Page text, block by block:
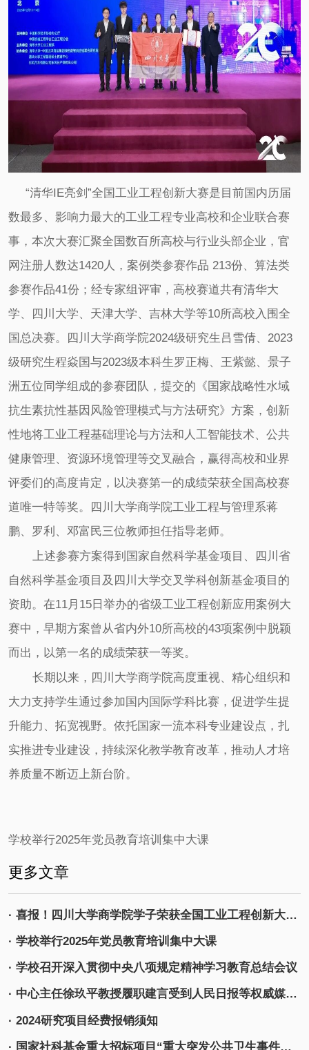
“清华IE亮剑”全国工业工程创新大赛是目前国内历届
数最多、影响力最大的工业工程专业高校和企业联合赛
事，本次大赛汇聚全国数百所高校与行业头部企业，官
网注册人数达1420人，案例类参赛作品 213份、算法类
参赛作品41份；经专家组评审，高校赛道共有清华大
学、四川大学、天津大学、吉林大学等10所高校入围全
国总决赛。四川大学商学院2024级研究生吕雪倩、2023
级研究生程焱国与2023级本科生罗正梅、王紫懿、景子
洲五位同学组成的参赛团队，提交的《国家战略性水域
抗生素抗性基因风险管理模式与方法研究》方案，创新
性地将工业工程基础理论与方法和人工智能技术、公共
健康管理、资源环境管理等交叉融合，赢得高校和业界
评委们的高度肯定，以决赛第一的成绩荣获全国高校赛
道唯一特等奖。四川大学商学院工业工程与管理系蒋
鹏、罗利、邓富民三位教师担任指导老师。
上述参赛方案得到国家自然科学基金项目、四川省
自然科学基金项目及四川大学交叉学科创新基金项目的
资助。在11月15日举办的省级工业工程创新应用案例大
赛中，早期方案曾从省内外10所高校的43项案例中脱颖
而出，以第一名的成绩荣获一等奖。
长期以来，四川大学商学院高度重视、精心组织和
大力支持学生通过参加国内国际学科比赛，促进学生提
升能力、拓宽视野。依托国家一流本科专业建设点，扎
实推进专业建设，持续深化教学教育改革，推动人才培
养质量不断迈上新台阶。
学校举行2025年党员教育培训集中大课
更多文章
· 喜报！四川大学商学院学子荣获全国工业工程创新大赛高校赛道唯一特等奖
· 学校举行2025年党员教育培训集中大课
· 学校召开深入贯彻中央八项规定精神学习教育总结会议
· 中心主任徐玖平教授履职建言受到人民日报等权威媒体报道
· 2024研究项目经费报销须知
· 国家社科基金重大招标项目“重大突发公共卫生事件背景下城市韧性治理体系研究”开题报告会顺利举行